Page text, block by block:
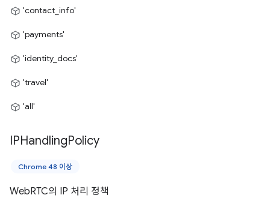
'contact_info'
'payments'
'identity_docs'
'travel'
'all'
IPHandlingPolicy
Chrome 48 이상
WebRTC의 IP 처리 정책